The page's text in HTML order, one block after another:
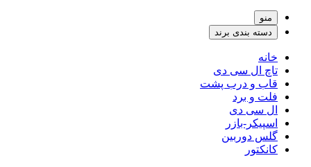
منو
دسته بندی برند
خانه
تاچ ال سی دی
قاب و درب پشت
فلت و برد
ال سی دی
اسپیکر-بازر
گلس دوربین
کانکتور